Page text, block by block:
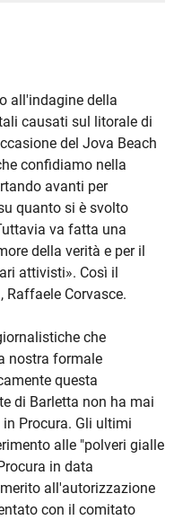
all'indagine della
causati sul litorale di
del Jova Beach
confidiamo nella
avanti per
quanto si è svolto
va fatta una
della verità e per il
attivisti». Così il
Raffaele Corvasce.
che
nostra formale
questa
di Barletta non ha mai
Procura. Gli ultimi
alle "polveri gialle
in data
all'autorizzazione
con il comitato